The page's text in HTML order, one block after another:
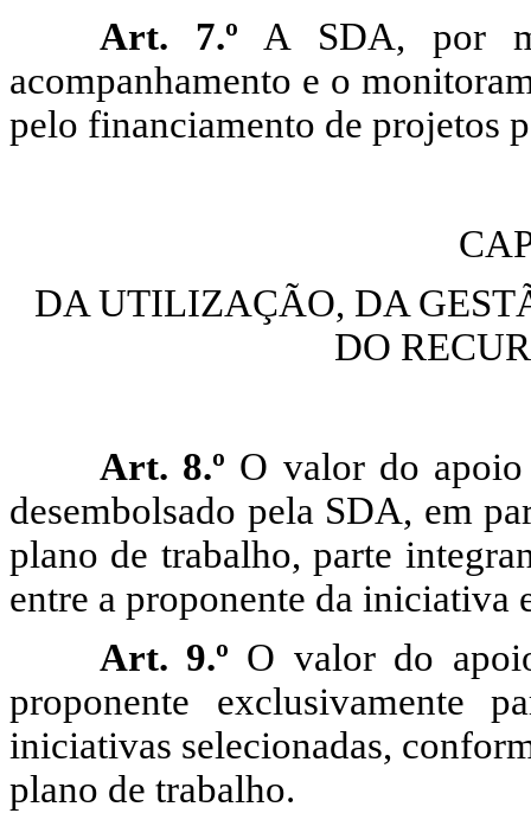
Art. 7.º A SDA, por
acompanhamento e o
pelo financiamento de projetos
DA UTILIZAÇÃO, DA
DO
Art. 8.º O valor do apoio
desembolsado pela SDA, em
plano de trabalho, parte
entre a proponente da iniciativa
Art. 9.º O valor do
proponente exclusivamente
iniciativas selecionadas,
plano de trabalho.